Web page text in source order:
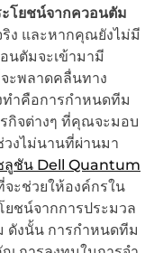
โยชน์จากควอนตัม
ง และหากคุณยังไม่มี
นตัมจะเข้ามามี
ะพลาดคลื่นทาง
ทำคือการกำหนดทีม
กิจต่างๆ ที่คุณจะมอบ
งไม่นานที่ผ่านมา
ลูชัน Dell Quantum
จะช่วยให้องค์กรใน
ยชน์จากการประมวล
ดังนั้น การกำหนดทีม